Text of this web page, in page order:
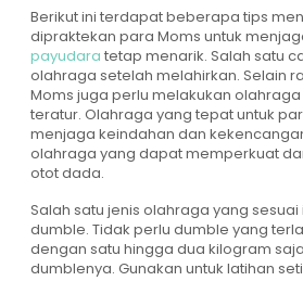
Berikut ini terdapat beberapa tips
dipraktekan para Moms untuk
payudara tetap menarik. Salah satu
olahraga setelah melahirkan. Selain
Moms juga perlu melakukan
teratur. Olahraga yang tepat untuk
menjaga keindahan dan
olahraga yang dapat memperkuat
otot dada.
Salah satu jenis olahraga yang
dumble. Tidak perlu dumble yang
dengan satu hingga dua kilogram
dumblenya. Gunakan untuk latihan